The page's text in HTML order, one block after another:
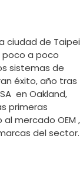
ciudad de Taipei
poco a poco
sistemas de
éxito, año tras
en Oakland,
primeras
mercado OEM ,
del sector.